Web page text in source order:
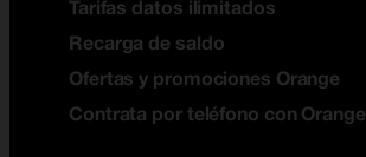
Tarifas datos ilimitados
Recarga de saldo
Ofertas y promociones Orange
Contrata por teléfono con Orange